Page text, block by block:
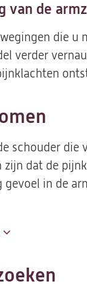
van de
die
verder
schouder die
zijn dat de
gevoel in de